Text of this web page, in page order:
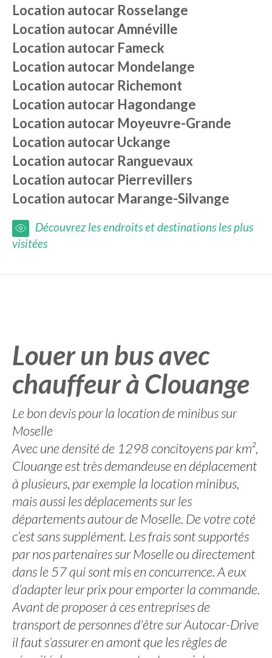
Location autocar Rosselange
Location autocarAmnéville
Location autocar Fameck
Location autocar Mondelange
Location autocar Richemont
Location autocar Hagondange
Location autocar Moyeuvre-Grande
Location autocarUckange
Location autocar Ranguevaux
Location autocar Pierrevillers
Location autocar Marange-Silvange
Découvrez les endroits et destinations les plus
visitées
Louer un bus avec
chauffeur à Clouange
Le bon devis pour la location de minibus sur
Moselle
Avec une densité de 1298 concitoyens par km²,
Clouange est très demandeuse en déplacement
à plusieurs, par exemple la location minibus,
mais aussi les déplacements sur les
départements autour de Moselle. De votre coté
c’est sans supplément. Les frais sont supportés
par nos partenaires sur Moselle ou directement
dans le 57 qui sont mis en concurrence. A eux
d’adapter leur prix pour emporter la commande.
Avant de proposer à ces entreprises de
transport de personnes d'être sur Autocar-Drive
il faut s’assurer en amont que les règles de